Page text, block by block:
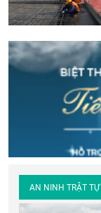
AN NINH TRẬT TỰ